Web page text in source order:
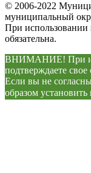
© 2006-2022
муниципальный
При использовании
обязательна.
ВНИМАНИЕ! При
подтверждаете
Если вы не
образом установить